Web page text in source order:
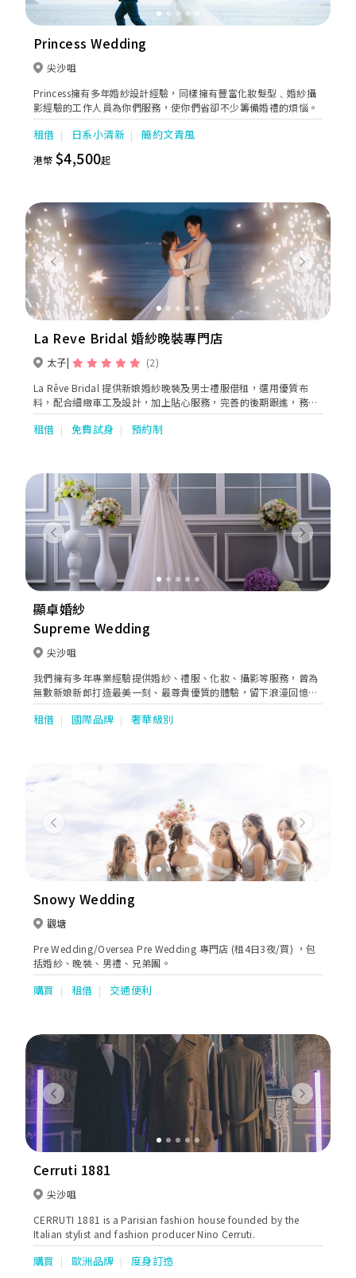
Princess Wedding
尖沙咀
Princess擁有多年婚紗設計經驗，同樣擁有豐富化妝髮型﹑婚紗攝
影經驗的工作人員為你們服務，使你們省卻不少籌備婚禮的煩惱。
租借 日系小清新 簡約文青風
港幣$4,500起
Previous Next
La Reve Bridal 婚紗晚裝專門店
太子
(2)
La Rêve Bridal 提供新娘婚紗晚裝及男士禮服借租，選用優質布
料，配合細緻車工及設計，加上貼心服務，完善的後期跟進，務求
讓新人們可輕輕鬆鬆選擇最適合的禮服，令婚禮更添完美。
租借 免費試身 預約制
Previous Next
顯卓婚紗
Supreme Wedding
尖沙咀
我們擁有多年專業經驗提供婚紗、禮服、化妝、攝影等服務，曾為
無數新娘新郎打造最美一刻、最尊貴優質的體驗，留下浪漫回憶。
店內的婚紗禮服款式新穎，一應俱全，除了各種各樣進口拖尾及平
腳婚紗，亦有多款高貴而典雅的晚裝，用料及剪裁方面更有多種選
無限光彩。深明一對準新人在籌辦需考慮多項瑣碎事情，我們特設
及錄影、鮮花花球、婚禮花車等，聯手為您倆創造完美無瑕的婚
禮。
租借 國際品牌 奢華級別
Previous Next
Snowy Wedding
觀塘
Pre Wedding/Oversea Pre Wedding 專門店 (租4日3夜/買) ，包
括婚紗、晚裝、男禮、兄弟團。
購買 租借 交通便利
Previous Next
Cerruti 1881
尖沙咀
CERRUTI 1881 is a Parisian fashion house founded by the
Italian stylist and fashion producer Nino Cerruti.
購買 歐洲品牌 度身訂造